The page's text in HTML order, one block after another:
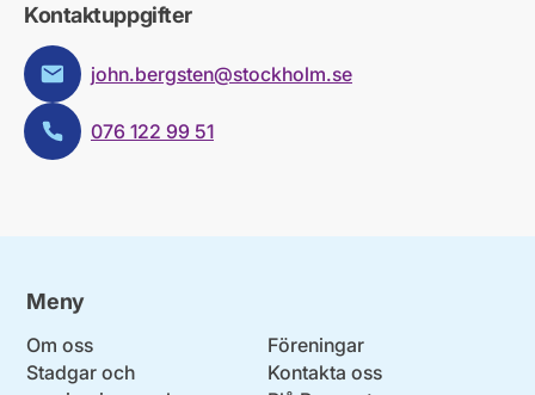
Kontaktuppgifter
E-post:john.bergsten@stockholm.se
Telefon:076 122 99 51
Meny
Om oss
Stadgar och
Föreningar
Kontakta oss